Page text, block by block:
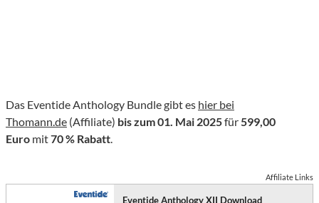
Das Eventide Anthology Bundle gibt es hier bei
Thomann.de (Affiliate) bis zum 01. Mai 2025für599,00
Euro mit70 % Rabatt.
Affiliate Links
Eventide Anthology XII Download